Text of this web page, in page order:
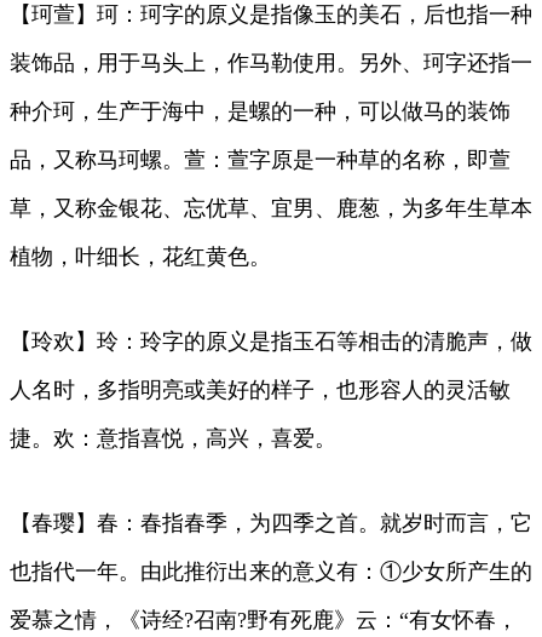
【珂萱】珂：珂字的原义是指像玉的美石，后也指一种
装饰品，用于马头上，作马勒使用。另外、珂字还指一
种介珂，生产于海中，是螺的一种，可以做马的装饰
品，又称马珂螺。萱：萱字原是一种草的名称，即萱
草，又称金银花、忘优草、宜男、鹿葱，为多年生草本
植物，叶细长，花红黄色。
【玲欢】玲：玲字的原义是指玉石等相击的清脆声，做
人名时，多指明亮或美好的样子，也形容人的灵活敏
捷。欢：意指喜悦，高兴，喜爱。
【春璎】春：春指春季，为四季之首。就岁时而言，它
也指代一年。由此推衍出来的意义有：①少女所产生的
爱慕之情，《诗经?召南?野有死鹿》云：“有女怀春，